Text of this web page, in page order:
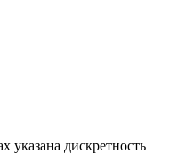
указана дискретность